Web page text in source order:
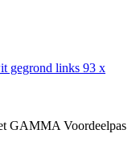
gegrond links 93 x
GAMMA Voordeelpas